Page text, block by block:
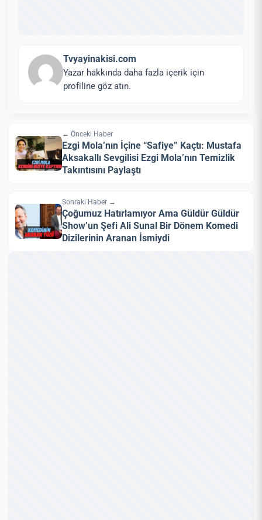
Tvyayinakisi.com
Yazar hakkında daha fazla içerik için
profiline göz atın.
← Önceki Haber
Ezgi Mola’nın İçine “Safiye” Kaçtı: Mustafa
Aksakallı Sevgilisi Ezgi Mola’nın Temizlik
Takıntısını Paylaştı
Sonraki Haber →
Çoğumuz Hatırlamıyor Ama Güldür Güldür
Show’un Şefi Ali Sunal Bir Dönem Komedi
Dizilerinin Aranan İsmiydi